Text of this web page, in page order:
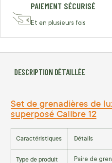
PAIEMENT SÉCURISÉ
Et en plusieurs fois
DESCRIPTION DÉTAILLÉE
Set de grenadières de
superposé Calibre 12
Caractéristiques Détails
Type de produit
Paire de